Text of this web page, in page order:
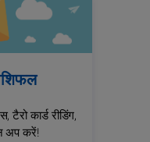
कार्ड रीडिंग,
अप करें!